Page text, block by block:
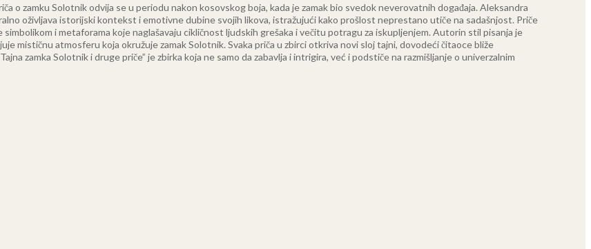
o zamku Solotnik odvija se u periodu nakon kosovskog boja, kada je zamak bio svedok neverovatnih događaja. Aleksandra
oživljava istorijski kontekst i emotivne dubine svojih likova, istražujući kako prošlost neprestano utiče na sadašnjost. Priče
simbolikom i metaforama koje naglašavaju cikličnost ljudskih grešaka i večitu potragu za iskupljenjem. Autorin stil pisanja je
mističnu atmosferu koja okružuje zamak Solotnik. Svaka priča u zbirci otkriva novi sloj tajni, dovodeći čitaoce bliže
zamka Solotnik i druge priče” je zbirka koja ne samo da zabavlja i intrigira, već i podstiče na razmišljanje o univerzalnim